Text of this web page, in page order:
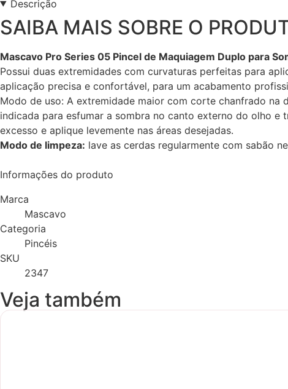
Descrição
SAIBA MAIS SOBRE O
Mascavo Pro Series 05 Pincel de Maquiagem Duplo para
Possui duas extremidades com curvaturas perfeitas para
aplicação precisa e confortável, para um acabamento
Modo de uso: A extremidade maior com corte chanfrado na
indicada para esfumar a sombra no canto externo do olho
excesso e aplique levemente nas áreas desejadas.
Modo de limpeza: lave as cerdas regularmente com sabão
Informações do produto
Marca
Mascavo
Categoria
Pincéis
SKU
2347
Veja também